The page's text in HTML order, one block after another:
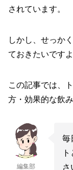
されています。
しかし、せっか
ておきたいですよ
この記事では、
方・効果的な飲
編集部
毎
さ